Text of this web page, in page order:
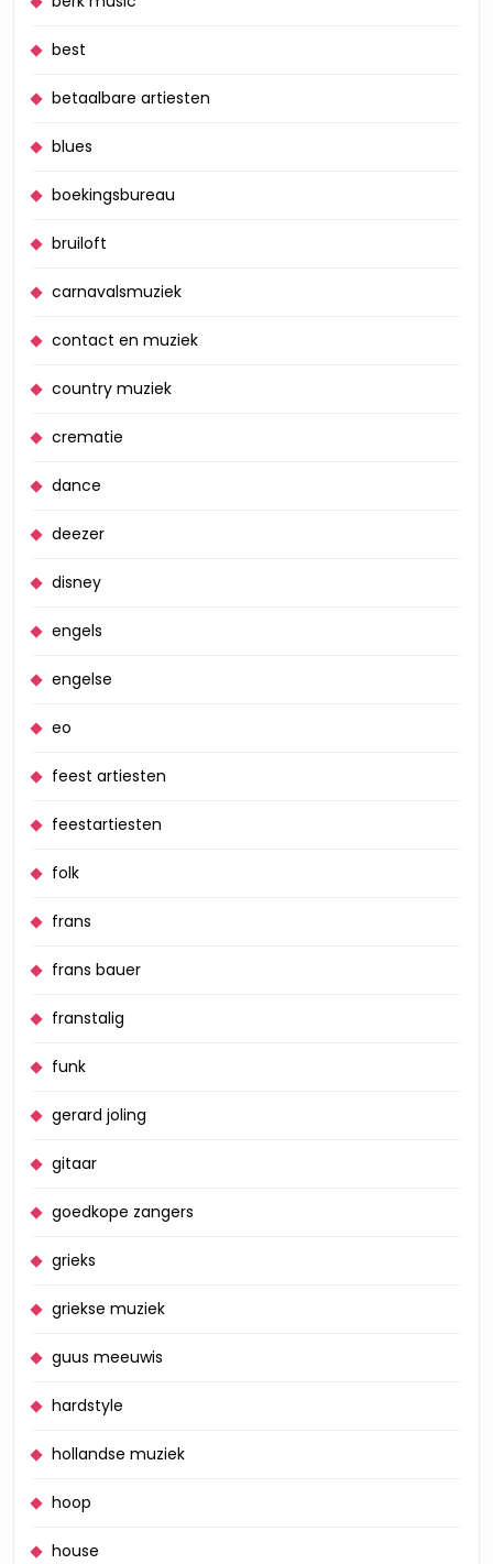
best
betaalbare artiesten
blues
boekingsbureau
bruiloft
carnavalsmuziek
contact en muziek
country muziek
crematie
dance
deezer
disney
engels
engelse
eo
feest artiesten
feestartiesten
folk
frans
frans bauer
franstalig
funk
gerard joling
gitaar
goedkope zangers
grieks
griekse muziek
guus meeuwis
hardstyle
hollandse muziek
hoop
house